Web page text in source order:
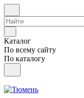
Каталог
По всему сайту
По каталогу